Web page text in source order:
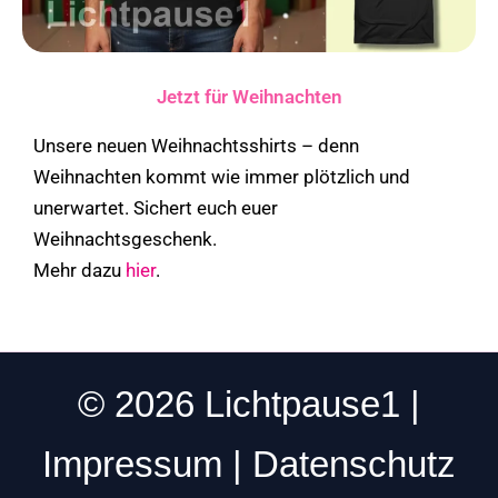
Jetzt für Weihnachten
Unsere neuen Weihnachtsshirts – denn
Weihnachten kommt wie immer plötzlich und
unerwartet. Sichert euch euer
Weihnachtsgeschenk.
Mehr dazu hier.
© 2026 Lichtpause1 |
Impressum | Datenschutz